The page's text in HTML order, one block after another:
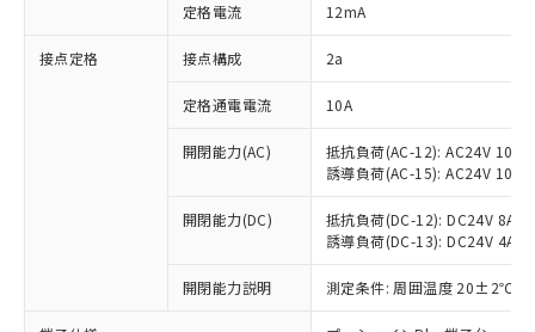
定格電流 12mA
接点定格 接点構成 2a
定格通電電流 10A
開閉能力(AC)
抵抗負荷(AC-12): AC24V 10A/
誘導負荷(AC-15): AC24V
開閉能力(DC)
抵抗負荷(DC-12): DC24V 8A/
誘導負荷(DC-13): DC24V 4A/
開閉能力説明 測定条件: 周囲温度 20±2℃、
ご利用条件
以下の条件をお読みいただき、同意のうえ
ご利用ください。
本サービスは、当社制御機器事業取扱
商品の当社在庫状況および標準価格
(税抜)を提供させていただくもので
対応済み：EU RoHS指令（10物質）の
非含有に対応した製品が提供可能な商品で
す。
対応予定：EU RoHS指令（10物質）の非含
有に対応した製品に切り替える予定のある
対応予定なし：EU RoHS指令（10物質）の
非含有に非対応の商品で、対応品を出す予
定はありません。
調査・確認中：EU RoHS指令（10物質）の
非含有の対応状況を調査中または確認中の
非該当品：ライセンス料など無形物で、有
「○」：最大均質材料含有率が中国RoHSの